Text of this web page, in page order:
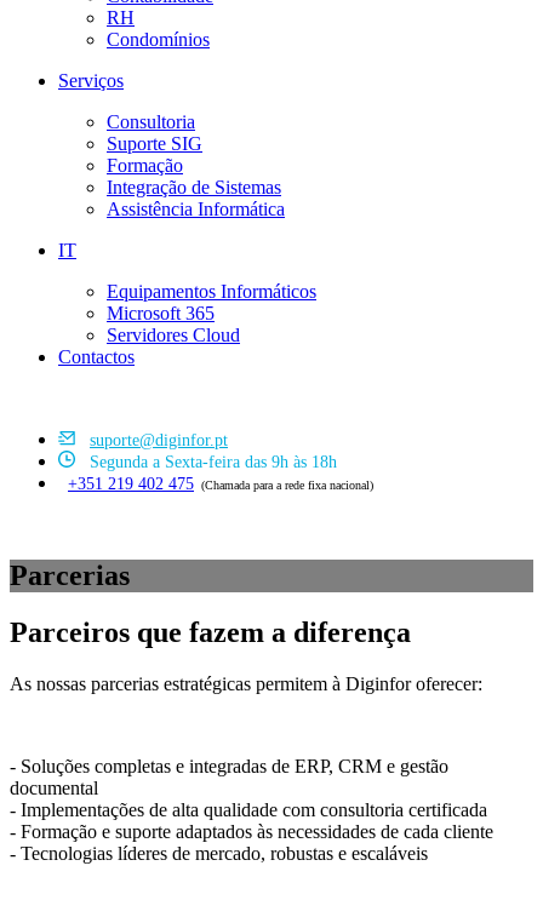
RH
Condomínios
Serviços
Consultoria
Suporte SIG
Formação
Integração de Sistemas
Assistência Informática
IT
Equipamentos Informáticos
Microsoft 365
Servidores Cloud
Contactos
suporte@diginfor.pt
Segunda a Sexta-feira das 9h às 18h
+351 219 402 475 (Chamada para a rede fixa nacional)
Parcerias
Parceiros que fazem a diferença
As nossas parcerias estratégicas permitem à Diginfor oferecer:
- Soluções completas e integradas de ERP, CRM e gestão
documental
- Implementações de alta qualidade com consultoria certificada
- Formação e suporte adaptados às necessidades de cada cliente
- Tecnologias líderes de mercado, robustas e escaláveis